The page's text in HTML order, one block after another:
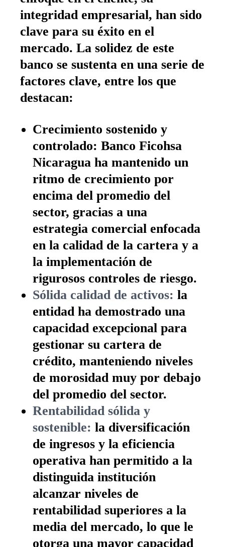
integridad empresarial, han sido
clave para su éxito en el
mercado. La solidez de este
banco se sustenta en una serie de
factores clave, entre los que
destacan:
Crecimiento sostenido y
controlado: Banco Ficohsa
Nicaragua ha mantenido un
ritmo de crecimiento por
encima del promedio del
sector, gracias a una
estrategia comercial enfocada
en la calidad de la cartera y a
la implementación de
rigurosos controles de riesgo.
Sólida calidad de activos: la
entidad ha demostrado una
capacidad excepcional para
gestionar su cartera de
crédito, manteniendo niveles
de morosidad muy por debajo
del promedio del sector.
Rentabilidad sólida y
sostenible: la diversificación
de ingresos y la eficiencia
operativa han permitido a la
distinguida institución
alcanzar niveles de
rentabilidad superiores a la
media del mercado, lo que le
otorga una mayor capacidad